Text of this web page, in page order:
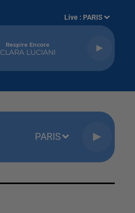
Live : PARIS
Respire Encore
CLARA LUCIANI
PARIS